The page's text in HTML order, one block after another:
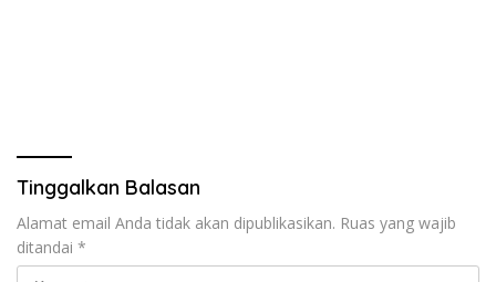
Tinggalkan Balasan
Alamat email Anda tidak akan dipublikasikan. Ruas yang wajib
ditandai *